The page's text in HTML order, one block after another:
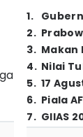
1.
2.
3. Makan
4. Nilai
5. 17
6. Piala
7. GIIAS